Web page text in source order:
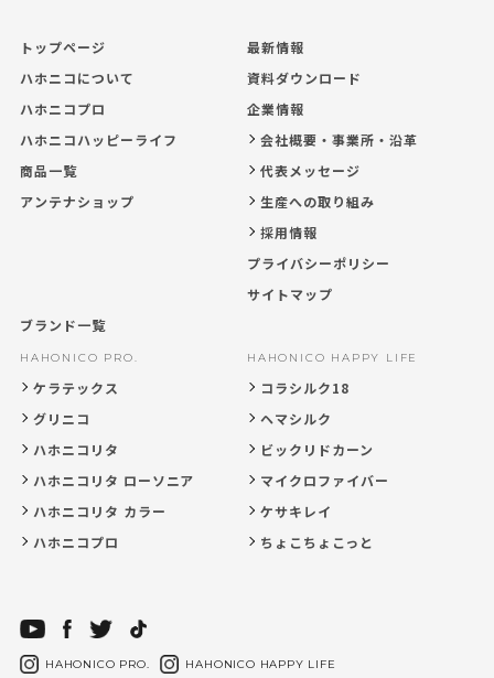
トップページ
ハホニコについて
ハホニコプロ
ハホニコハッピーライフ
商品一覧
アンテナショップ
ブランド一覧
HAHONICO PRO.
ケラテックス
グリニコ
ハホニコリタ
ハホニコリタ ローソニア
ハホニコリタ カラー
ハホニコプロ
HAHONICO HAPPY LIFE
コラシルク18
ヘマシルク
ビックリドカーン
マイクロファイバー
ケサキレイ
ちょこちょこっと
最新情報
資料ダウンロード
企業情報
会社概要・事業所・沿革
代表メッセージ
生産への取り組み
採用情報
プライバシーポリシー
サイトマップ
HAHONICO PRO. HAHONICO HAPPY LIFE